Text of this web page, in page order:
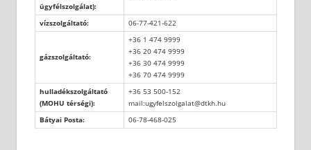
ügyfélszolgálat):
vízszolgáltató: 06-77-421-622
gázszolgáltató:
+36 1 474 9999
+36 20 474 9999
+36 30 474 9999
+36 70 474 9999
hulladékszolgáltató
(MOHU térségi):
+36 53 500-152
mail:ugyfelszolgalat@dtkh.hu
Bátyai Posta:
06-78-468-025